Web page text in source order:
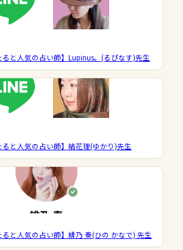
ると人気の占い師】Lupinus。(るぴなす)先生
ると人気の占い師】結花理(ゆかり)先生
ると人気の占い師】緋乃 奏(ひの かなで) 先生